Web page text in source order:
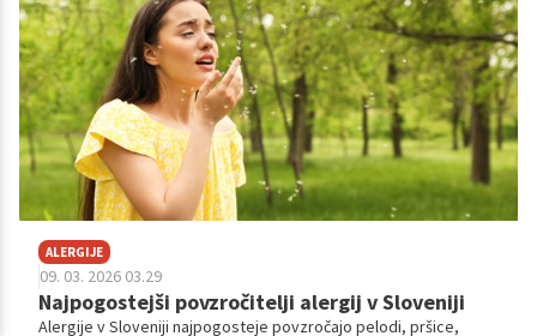
ALERGIJE
09. 03. 2026 03.29
Najpogostejši povzročitelji alergij v Sloveniji
Alergije v Sloveniji najpogosteje povzročajo pelodi, pršice,